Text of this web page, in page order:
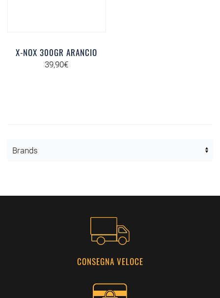
X-NOX 300GR ARANCIO
39,90€
CONSEGNA VELOCE